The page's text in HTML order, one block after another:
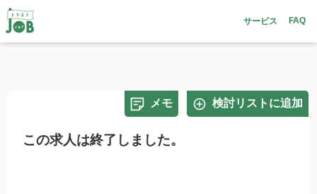
サービス FAQ
メモ 検討リストに追加
この求人は終了しました。